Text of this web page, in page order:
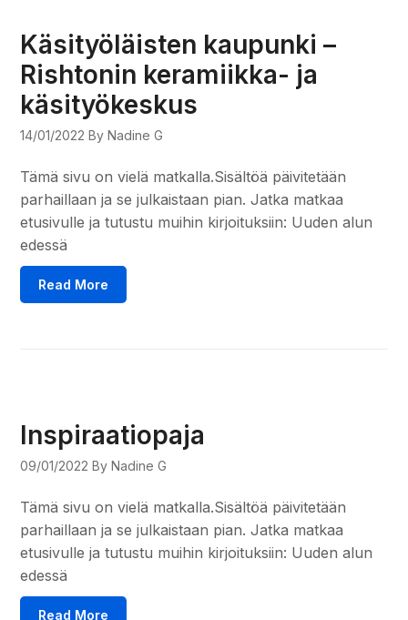
Käsityöläisten kaupunki –
Rishtonin keramiikka- ja
käsityökeskus
14/01/2022 By Nadine G
Tämä sivu on vielä matkalla.Sisältöä päivitetään
parhaillaan ja se julkaistaan pian. Jatka matkaa
etusivulle ja tutustu muihin kirjoituksiin: Uuden alun
edessä
Read More
Inspiraatiopaja
09/01/2022 By Nadine G
Tämä sivu on vielä matkalla.Sisältöä päivitetään
parhaillaan ja se julkaistaan pian. Jatka matkaa
etusivulle ja tutustu muihin kirjoituksiin: Uuden alun
edessä
Read More